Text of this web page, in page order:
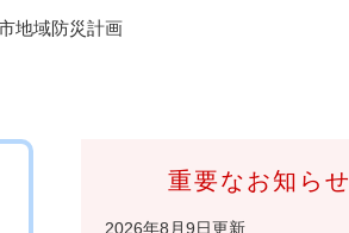
地域防災計画
重要なお知らせ
2026年8月9日更新